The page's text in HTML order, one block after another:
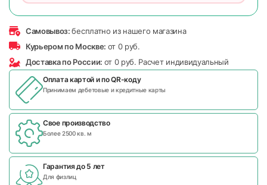
Самовывоз:бесплатно из нашего магазина
Курьером по Москве: от 0 руб.
Доставка по России: от 0 руб. Расчет индивидуальный
Оплата картой и поQR-коду
Принимаем дебетовые и кредитные карты
Свое производство
Более 2500 кв. м
Гарантия до 5 лет
Для физлиц